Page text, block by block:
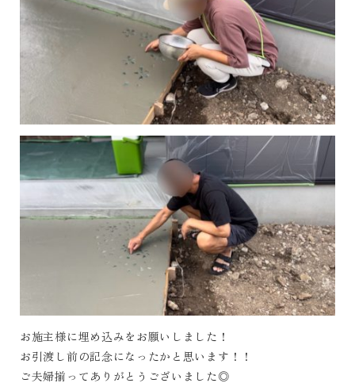
お施主様に埋め込みをお願いしました！
お引渡し前の記念になったかと思います！！
ご夫婦揃ってありがとうございました◎